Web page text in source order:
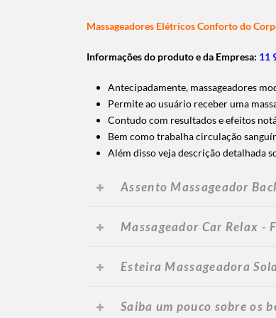
Massageadores Elétricos Conforto do
Informações do produto e da Empresa: 11
Antecipadamente, massageadores
Permite ao usuário receber uma
Contudo com resultados e efeitos
Bem como trabalha circulação
Além disso veja descrição detalhada
Assento Massageador
Massageador Car Relax -
Esteira Massageadora
Saiba um pouco sobre os